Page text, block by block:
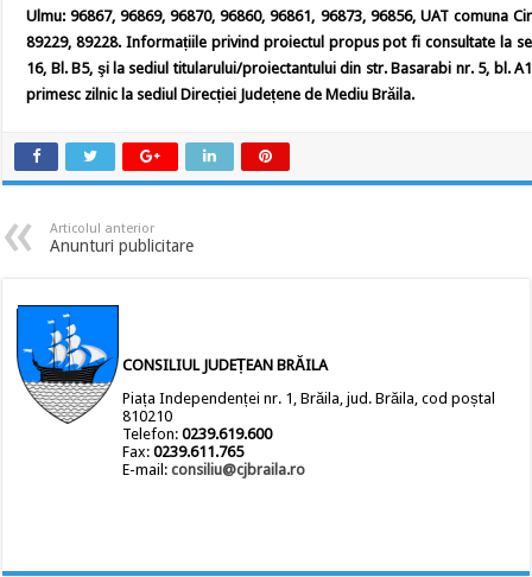
Ulmu: 96867, 96869, 96870, 96860, 96861, 96873, 96856, UAT comuna
89229, 89228. Informațiile privind proiectul propus pot fi consultate la
16, Bl. B5, şi la sediul titularului/proiectantului din str. Basarabi nr. 5, bl.
primesc zilnic la sediul Direcției Județene de Mediu Brăila.
Articolul anterior
Anunturi publicitare
CONSILIUL JUDEȚEAN BRĂILA
Piața Independenței nr. 1, Brăila, jud. Brăila, cod poștal
810210
Telefon:0239.619.600
Fax:0239.611.765
E-mail:consiliu@cjbraila.ro